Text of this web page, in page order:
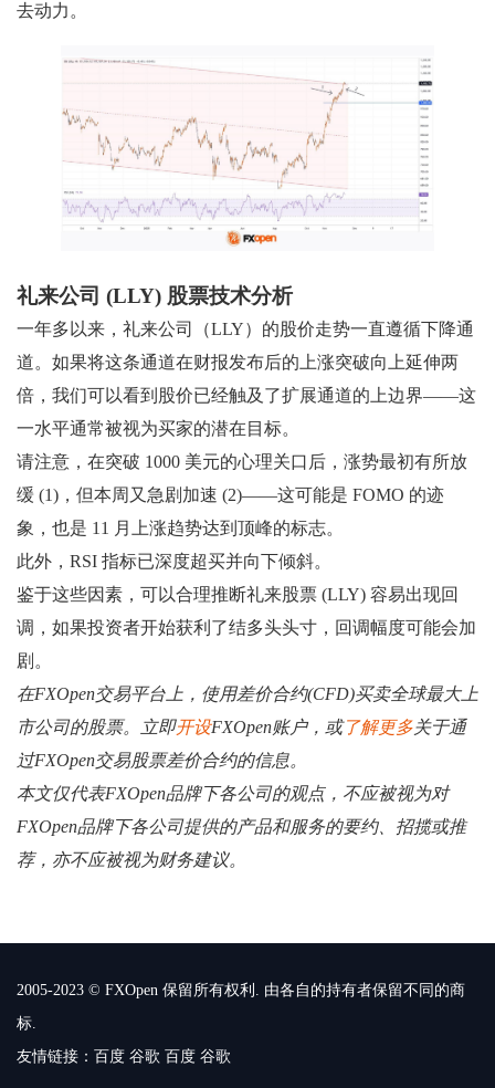
去动力。
礼来公司 (LLY) 股票技术分析
一年多以来，礼来公司（LLY）的股价走势一直遵循下降通
道。如果将这条通道在财报发布后的上涨突破向上延伸两
倍，我们可以看到股价已经触及了扩展通道的上边界——这
一水平通常被视为买家的潜在目标。
请注意，在突破 1000 美元的心理关口后，涨势最初有所放
缓 (1)，但本周又急剧加速 (2)——这可能是 FOMO 的迹
象，也是 11 月上涨趋势达到顶峰的标志。
此外，RSI 指标已深度超买并向下倾斜。
鉴于这些因素，可以合理推断礼来股票 (LLY) 容易出现回
调，如果投资者开始获利了结多头头寸，回调幅度可能会加
剧。
在FXOpen交易平台上，使用差价合约(CFD)买卖全球最大上
市公司的股票。立即开设FXOpen账户，或了解更多关于通
过FXOpen交易股票差价合约的信息。
本文仅代表FXOpen品牌下各公司的观点，不应被视为对
FXOpen品牌下各公司提供的产品和服务的要约、招揽或推
荐，亦不应被视为财务建议。
2005-2023 © FXOpen 保留所有权利. 由各自的持有者保留不同的商
标.
友情链接： 百度 谷歌 百度 谷歌